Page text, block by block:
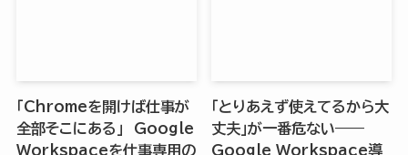
「Chromeを開けば仕事が
全部そこにある」 Google
Workspaceを仕事専用の
「とりあえず使えてるから大
丈夫」が一番危ない——
Google Workspace導